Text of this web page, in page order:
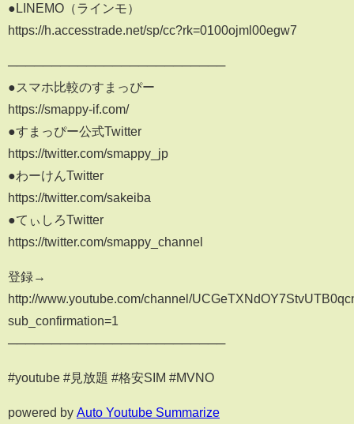
●LINEMO（ラインモ）
https://h.accesstrade.net/sp/cc?rk=0100ojml00egw7
─────────────────────────
●スマホ比較のすまっぴー
https://smappy-if.com/
●すまっぴー公式Twitter
https://twitter.com/smappy_jp
●わーけんTwitter
https://twitter.com/sakeiba
●てぃしろTwitter
https://twitter.com/smappy_channel
登録→
http://www.youtube.com/channel/
sub_confirmation=1
─────────────────────────
#youtube #見放題 #格安SIM #MVNO
powered by Auto Youtube Summarize